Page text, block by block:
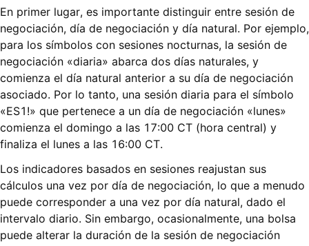
En primer lugar, es importante distinguir entre sesión de
negociación, día de negociación y día natural. Por ejemplo,
para los símbolos con sesiones nocturnas, la sesión de
negociación «diaria» abarca dos días naturales, y
comienza el día natural anterior a su día de negociación
asociado. Por lo tanto, una sesión diaria para el símbolo
«ES1!» que pertenece a un día de negociación «lunes»
comienza el domingo a las 17:00 CT (hora central) y
finaliza el lunes a las 16:00 CT.
Los indicadores basados en sesiones reajustan sus
cálculos una vez por día de negociación, lo que a menudo
puede corresponder a una vez por día natural, dado el
intervalo diario. Sin embargo, ocasionalmente, una bolsa
puede alterar la duración de la sesión de negociación